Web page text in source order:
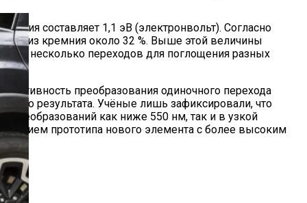
составляет 1,1 эВ (электронвольт). Согласно
из кремния около 32 %. Выше этой величины
несколько переходов для поглощения разных
преобразования одиночного перехода
результата. Учёные лишь зафиксировали, что
преобразований как ниже 550 нм, так и в узкой
прототипа нового элемента с более высоким